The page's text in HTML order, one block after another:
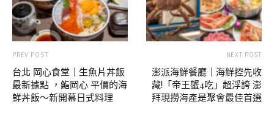
PREV POST
台北 岡心食堂｜生魚片丼飯
最新據點 ，鮨岡心 平價的海
鮮丼飯～新開幕日式料理
NEXT POST
澎派海鮮餐廳｜海鮮控先收
藏!「帝王蟹4吃」超浮誇 澎
拜現撈海產是聚會最佳首選